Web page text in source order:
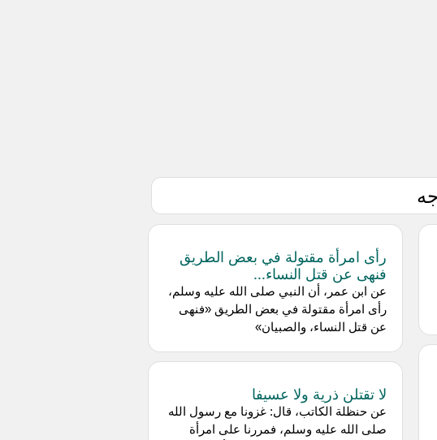
رأى امرأة مقتولة في بعض الطريق
فنهى عن قتل النساء...
عن ابن عمر، أن النبي صلى الله عليه وسلم،
رأى امرأة مقتولة في بعض الطريق «فنهى
عن قتل النساء، والصبيان»
لا تقتلن ذرية ولا عسيفا
عن حنظلة الكاتب، قال: غزونا مع رسول الله
صلى الله عليه وسلم، فمررنا على امرأة